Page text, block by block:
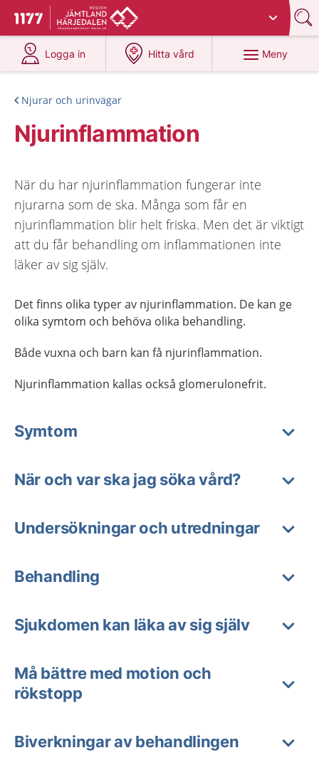
Till startsidan för 1177
Du har valt region
Logga in
på 1177.se
Hitta vård
på 1177.se
Meny
Njurar och urinvägar
Njurinflammation
När du har njurinflammation fungerar inte
njurarna som de ska. Många som får en
njurinflammation blir helt friska. Men det är viktigt
att du får behandling om inflammationen inte
läker av sig själv.
Det finns olika typer av njurinflammation. De kan ge
olika symtom och behöva olika behandling.
Både vuxna och barn kan få njurinflammation.
Njurinflammation kallas också glomerulonefrit.
Symtom
När och var ska jag söka vård?
Undersökningar och utredningar
Behandling
Sjukdomen kan läka av sig själv
Må bättre med motion och
rökstopp
Biverkningar av behandlingen